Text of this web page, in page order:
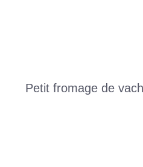
Petit fromage de